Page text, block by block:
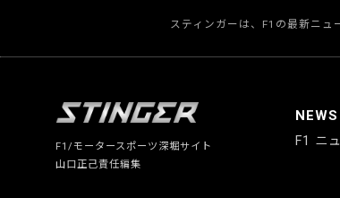
スティンガーは、F1の最新ニュ
F1/モータースポーツ深堀サイト
山口正己責任編集
NEWS
F1 ニ